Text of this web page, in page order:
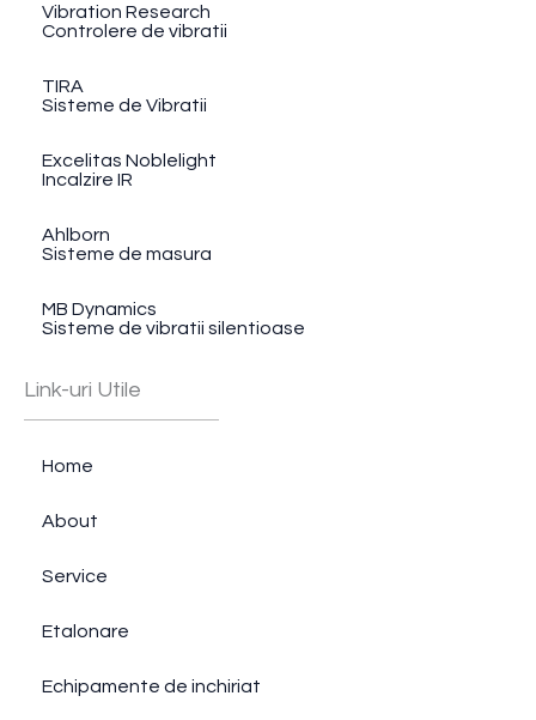
Vibration Research
Controlere de vibratii
TIRA
Sisteme de Vibratii
Excelitas Noblelight
Incalzire IR
Ahlborn
Sisteme de masura
MB Dynamics
Sisteme de vibratii silentioase
Link-uri Utile
Home
About
Service
Etalonare
Echipamente de inchiriat